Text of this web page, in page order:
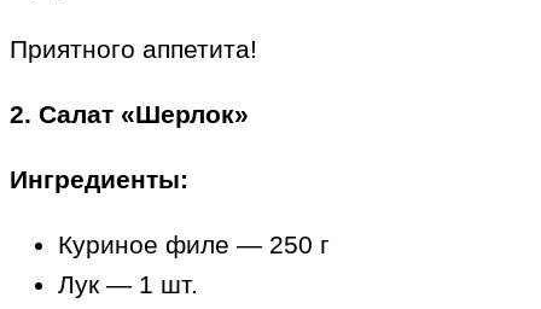
Приятного аппетита!
2. Салат «Шерлок»
Ингредиенты:
Куриное филе — 250 г
Лук — 1 шт.